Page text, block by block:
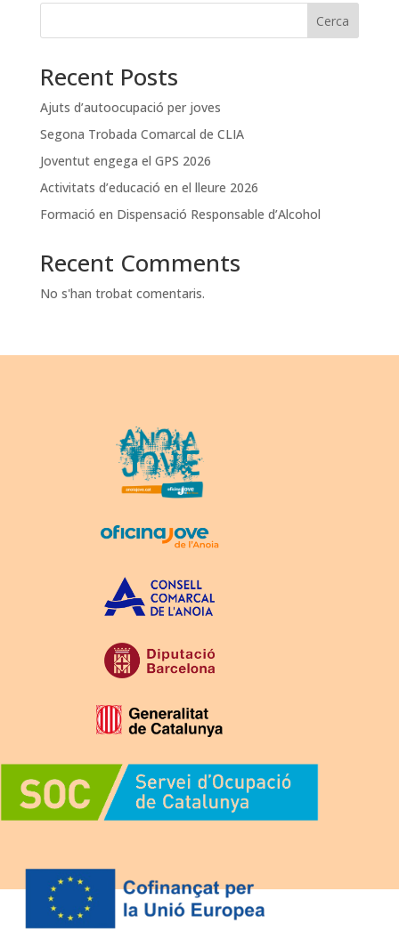
Cerca
Recent Posts
Ajuts d’autoocupació per joves
Segona Trobada Comarcal de CLIA
Joventut engega el GPS 2026
Activitats d’educació en el lleure 2026
Formació en Dispensació Responsable d’Alcohol
Recent Comments
No s'han trobat comentaris.